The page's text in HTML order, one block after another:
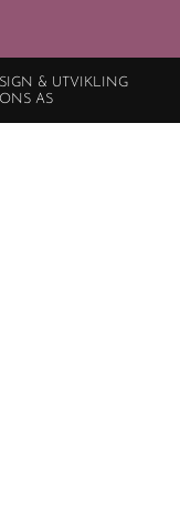
& UTVIKLING
AS